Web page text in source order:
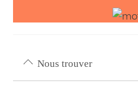
Nous trouver